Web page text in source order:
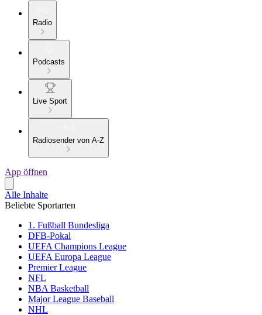
Radio
Podcasts
Live Sport
Radiosender von A-Z
App öffnen
Alle Inhalte
Beliebte Sportarten
1. Fußball Bundesliga
DFB-Pokal
UEFA Champions League
UEFA Europa League
Premier League
NFL
NBA Basketball
Major League Baseball
NHL